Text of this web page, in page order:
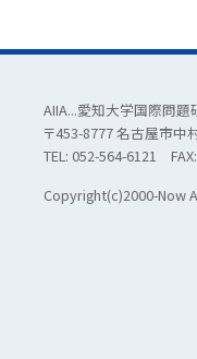
AIIA...愛知大学国際問題
〒453-8777 名古屋市中
TEL: 052-564-6121
Copyright(c)2000-Now